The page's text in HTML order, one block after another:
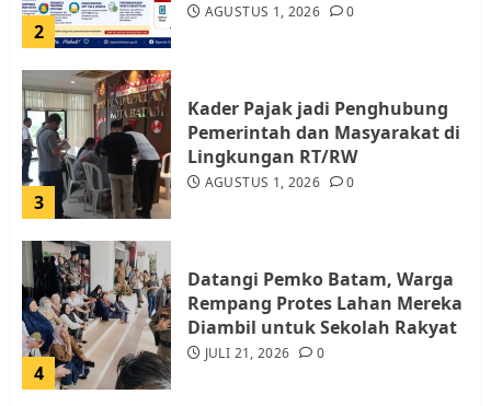
2
AGUSTUS 1, 2026 0
3
Kader Pajak jadi Penghubung
Pemerintah dan Masyarakat di
Lingkungan RT/RW
AGUSTUS 1, 2026 0
4
Datangi Pemko Batam, Warga
Rempang Protes Lahan Mereka
Diambil untuk Sekolah Rakyat
JULI 21, 2026 0